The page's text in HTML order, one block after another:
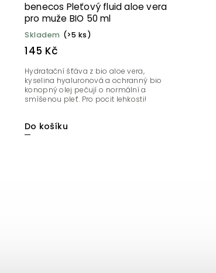
benecos Pleťový fluid aloe vera
pro muže BIO 50 ml
Skladem (>5 ks)
145 Kč
Do košíku
Hydratační šťáva z bio aloe vera,
kyselina hyaluronová a ochranný bio
konopný olej pečují o normální a
smíšenou pleť. Pro pocit lehkosti!